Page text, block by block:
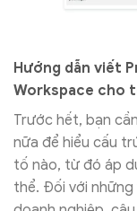
Hướng dẫn viết
Workspace cho
Trước hết, bạn
nữa để hiểu cấu
tố nào, từ đó áp
thể. Đối với